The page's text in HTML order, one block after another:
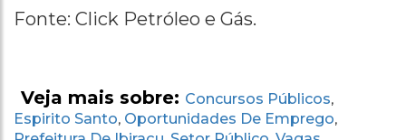
Fonte: Click Petróleo e Gás.
Veja mais sobre: Concursos Públicos,
Espirito Santo, Oportunidades De Emprego,